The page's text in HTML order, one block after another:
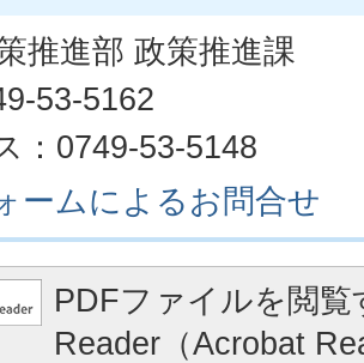
推進部 政策推進課
53-5162
：0749-53-5148
ームによるお問合せ
PDFファイルを閲
Reader（Acrobat